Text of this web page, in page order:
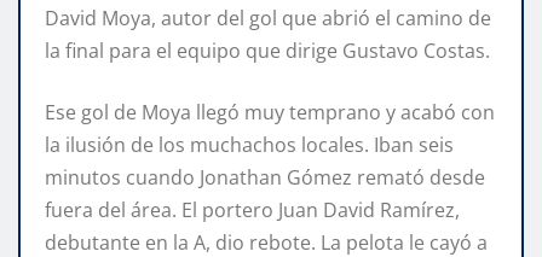
David Moya, autor del gol que abrió el camino de
la final para el equipo que dirige Gustavo Costas.
Ese gol de Moya llegó muy temprano y acabó con
la ilusión de los muchachos locales. Iban seis
minutos cuando Jonathan Gómez remató desde
fuera del área. El portero Juan David Ramírez,
debutante en la A, dio rebote. La pelota le cayó a